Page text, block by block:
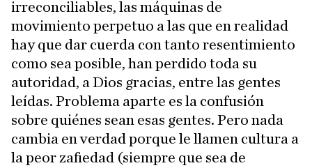
irreconciliables, las máquinas de
movimiento perpetuo a las que en realidad
hay que dar cuerda con tanto resentimiento
como sea posible, han perdido toda su
autoridad, a Dios gracias, entre las gentes
leídas. Problema aparte es la confusión
sobre quiénes sean esas gentes. Pero nada
cambia en verdad porque le llamen cultura a
la peor zafiedad (siempre que sea de